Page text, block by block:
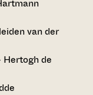
van der
de